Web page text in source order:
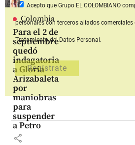
Colombia
Para el 2 de
septiembre
quedó
indagatoria
a Gloria
Arizabaleta
por
maniobras
para
suspender
a Petro
share
Acepto que Grupo EL COLOMBIANO
personales con terceros aliados comerciales
Tratamiento del Datos Personal.